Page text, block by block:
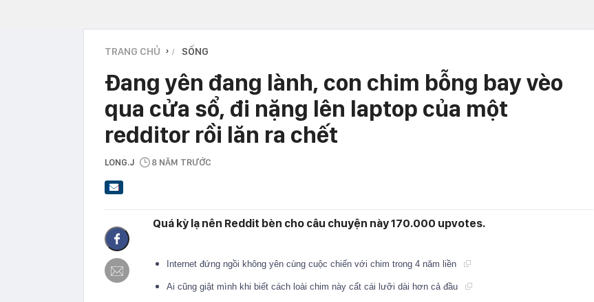
TRANG CHỦ › SỐNG
Đang yên đang lành, con chim bỗng bay vèo
qua cửa sổ, đi nặng lên laptop của một
redditor rồi lăn ra chết
LONG.J 8 NĂM TRƯỚC
Quá kỳ lạ nên Reddit bèn cho câu chuyện này 170.000 upvotes.
Internet đứng ngồi không yên cùng cuộc chiến với chim trong 4 năm liền
Ai cũng giật mình khi biết cách loài chim này cất cái lưỡi dài hơn cả đầu